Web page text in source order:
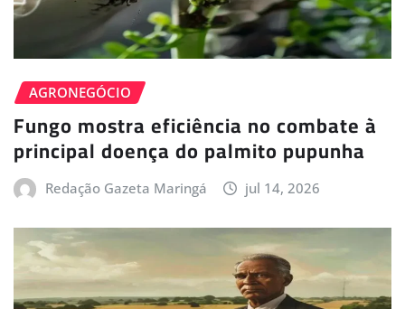
AGRONEGÓCIO
Fungo mostra eficiência no combate à
principal doença do palmito pupunha
Redação Gazeta Maringá jul 14, 2026